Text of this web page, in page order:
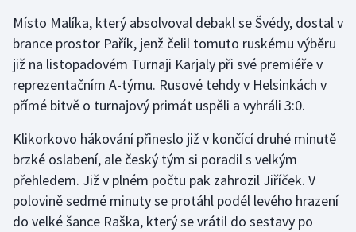
Jezdectví
Judo
Krasobruslení
Lezení
Lyže a snowboard
Moderní pětiboj
Místo Malíka, který absolvoval debakl se Švédy, dostal v
brance prostor Pařík, jenž čelil tomuto ruskému výběru
již na listopadovém Turnaji Karjaly při své premiéře v
reprezentačním A-týmu. Rusové tehdy v Helsinkách v
přímé bitvě o turnajový primát uspěli a vyhráli 3:0.
Klikorkovo hákování přineslo již v končící druhé minutě
brzké oslabení, ale český tým si poradil s velkým
přehledem. Již v plném počtu pak zahrozil Jiříček. V
polovině sedmé minuty se protáhl podél levého hrazení
do velké šance Raška, který se vrátil do sestavy po